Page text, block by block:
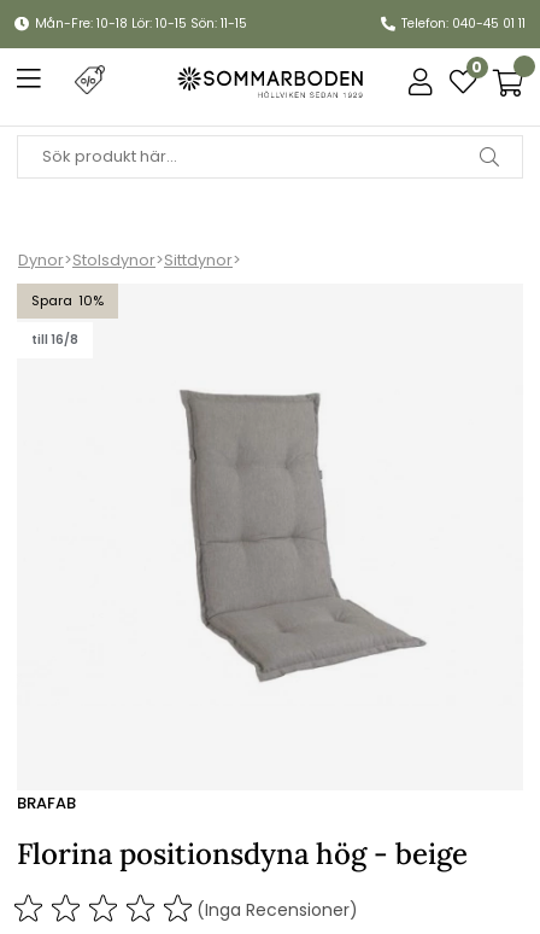
Mån-Fre: 10-18 Lör: 10-15 Sön: 11-15 Telefon: 040-45 01 11
0
Dynor>Stolsdynor>Sittdynor>
10
till 16/8
Florina positionsdyna hög - beige
BRAFAB
Florina positionsdyna hög - beige
(Inga Recensioner)